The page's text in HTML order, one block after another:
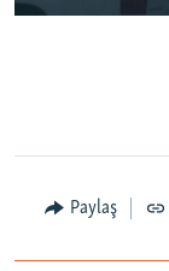
Paylaş